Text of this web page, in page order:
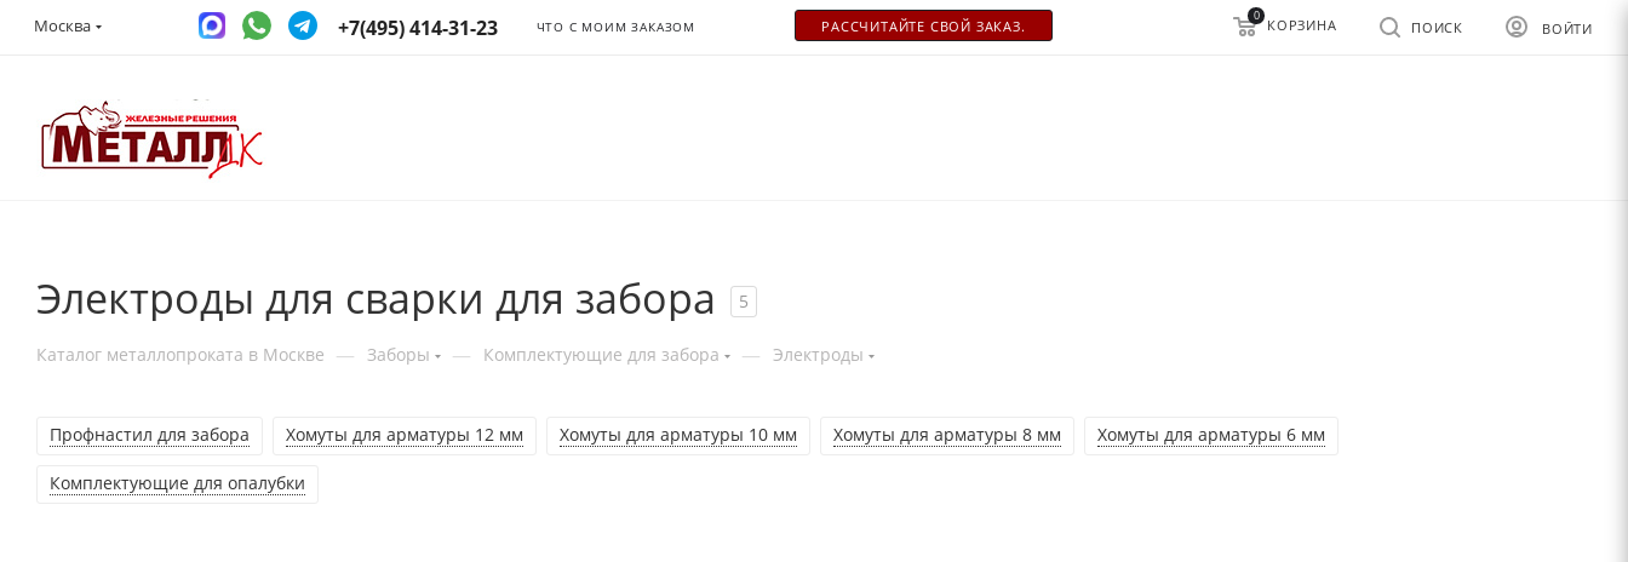
Москва +7(495) 414-31-23 ЧТО С МОИМ ЗАКАЗОМ РАСCЧИТАЙТЕ СВОЙ ЗАКАЗ. ВОЙТИ
ПОИСК
0
КОРЗИНА
Электроды для сварки для забора 5
Каталог металлопроката в Москве — Заборы — Комплектующие для забора — Электроды
Профнастил для забора Хомуты для арматуры 12 мм Хомуты для арматуры 10 мм Хомуты для арматуры 8 мм Хомуты для арматуры 6 мм
Комплектующие для опалубки